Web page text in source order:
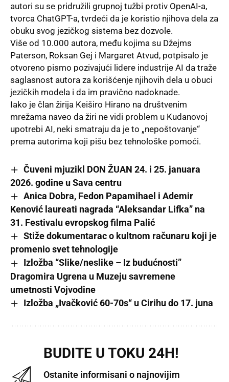
autori su se pridružili grupnoj tužbi protiv OpenAI-a,
tvorca ChatGPT-a, tvrdeći da je koristio njihova dela za
obuku svog jezičkog sistema bez dozvole.
Više od 10.000 autora, među kojima su Džejms
Paterson, Roksan Gej i Margaret Atvud, potpisalo je
otvoreno pismo pozivajući lidere industrije AI da traže
saglasnost autora za korišćenje njihovih dela u obuci
jezičkih modela i da im pravično nadoknade.
Iako je član žirija Keiširo Hirano na društvenim
mrežama naveo da žiri ne vidi problem u Kudanovoj
upotrebi AI, neki smatraju da je to „nepoštovanje“
prema autorima koji pišu bez tehnološke pomoći.
Čuveni mjuzikl DON ŽUAN 24. i 25. januara
2026. godine u Sava centru
Anica Dobra, Fedon Papamihael i Ademir
Kenović laureati nagrada “Aleksandar Lifka” na
31. Festivalu evropskog filma Palić
Stiže dokumentarac o kultnom računaru koji je
promenio svet tehnologije
Izložba “Slike/neslike – Iz budućnosti”
Dragomira Ugrena u Muzeju savremene
umetnosti Vojvodine
Izložba „Ivačković 60-70s“ u Cirihu do 17. juna
BUDITE U TOKU 24H!
Ostanite informisani o najnovijim